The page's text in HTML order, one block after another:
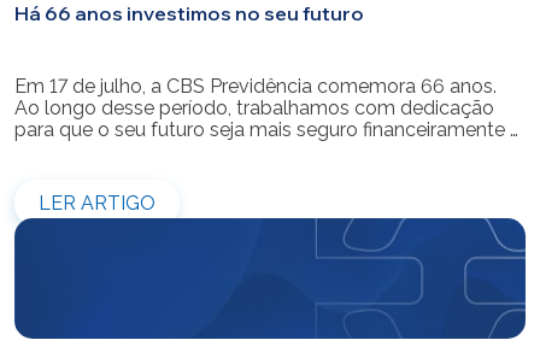
Há 66 anos investimos no seu futuro
Em 17 de julho, a CBS Previdência comemora 66 anos.
Ao longo desse período, trabalhamos com dedicação
para que o seu futuro seja mais seguro financeiramente e
eficiência e transparência os recursos dos nossos mais
de 39 mil participantes. Temos […]
LER ARTIGO